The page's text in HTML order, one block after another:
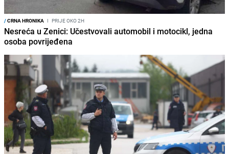
/CRNA HRONIKA I PRIJE OKO 2H
Nesreća u Zenici: Učestvovali automobil i motocikl, jedna
osoba povrijeđena